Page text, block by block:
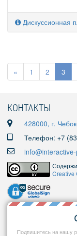
Дискуссионная
« 1 2 3
КОНТАКТЫ
428000, г.
Телефон: +7
Creative
Подпишитесь на нашу